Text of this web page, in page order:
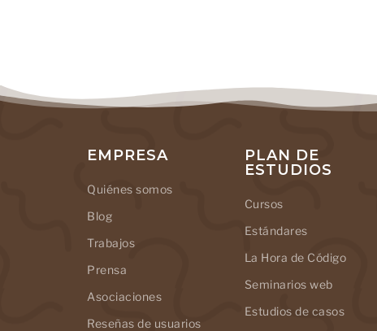
EMPRESA
Quiénes somos
Blog
Trabajos
Prensa
Asociaciones
Reseñas de usuarios
PLAN DE
ESTUDIOS
Cursos
Estándares
La Hora de Código
Seminarios web
Estudios de casos